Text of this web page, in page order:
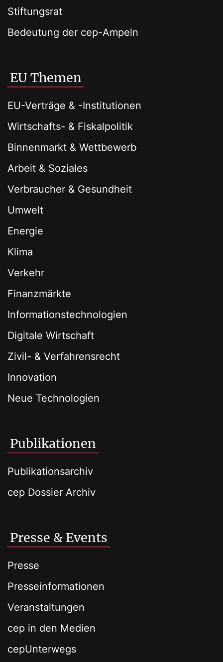
Stiftungsrat
Bedeutung der cep-Ampeln
EU Themen
EU-Verträge & -Institutionen
Wirtschafts- & Fiskalpolitik
Binnenmarkt & Wettbewerb
Arbeit & Soziales
Verbraucher & Gesundheit
Umwelt
Energie
Klima
Verkehr
Finanzmärkte
Informationstechnologien
Digitale Wirtschaft
Zivil- & Verfahrensrecht
Innovation
Neue Technologien
Publikationen
Publikationsarchiv
cep Dossier Archiv
Presse & Events
Presse
Presseinformationen
Veranstaltungen
cep in den Medien
cepUnterwegs